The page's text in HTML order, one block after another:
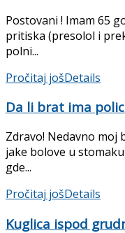
Postovani ! Imam 65
pritiska (presolol i
polni...
Pročitaj jošDetails
Da li brat ima
Zdravo! Nedavno moj
jake bolove u
gde...
Pročitaj jošDetails
Kuglica ispod